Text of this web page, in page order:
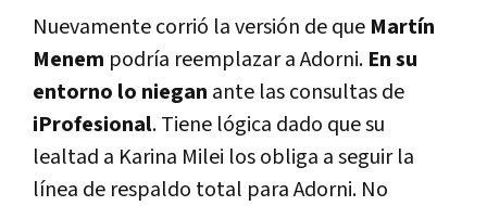
Nuevamente corrió la versión de que Martín
Menem podría reemplazar a Adorni. En su
entorno lo niegan ante las consultas de
iProfesional. Tiene lógica dado que su
lealtad a Karina Milei los obliga a seguir la
línea de respaldo total para Adorni. No